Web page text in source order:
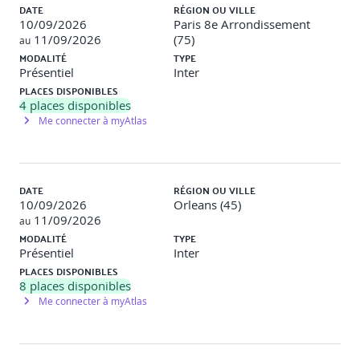
DATE
10/09/2026
au 11/09/2026
RÉGION OU VILLE
Paris 8e Arrondissement
(75)
MODALITÉ
Présentiel
TYPE
Inter
PLACES DISPONIBLES
4 places disponibles
Me connecter à myAtlas
DATE
10/09/2026
au 11/09/2026
RÉGION OU VILLE
Orleans (45)
MODALITÉ
Présentiel
TYPE
Inter
PLACES DISPONIBLES
8 places disponibles
Me connecter à myAtlas